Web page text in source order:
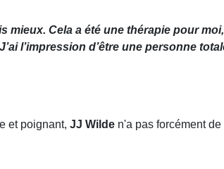
mieux. Cela a été une thérapie pour
l’impression d’être une personne
et poignant, JJ Wilde n'a pas forcément